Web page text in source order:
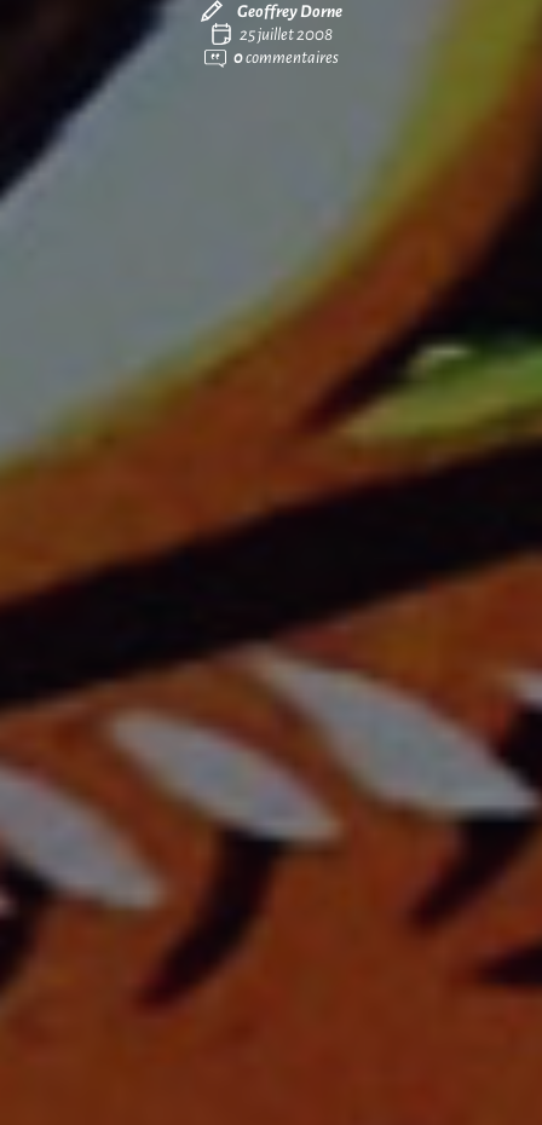
Geoffrey Dorne
25 juillet 2008
0commentaires